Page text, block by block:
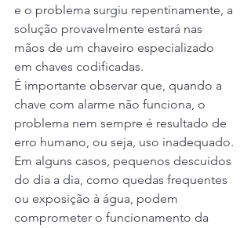
e o problema surgiu repentinamente, a
solução provavelmente estará nas
mãos de um chaveiro especializado
em chaves codificadas.
É importante observar que, quando a
chave com alarme não funciona, o
problema nem sempre é resultado de
erro humano, ou seja, uso inadequado.
Em alguns casos, pequenos descuidos
do dia a dia, como quedas frequentes
ou exposição à água, podem
comprometer o funcionamento da